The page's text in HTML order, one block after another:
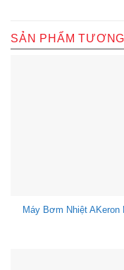
SẢN PHẨM
Máy Bơm Nhiệt AKeron